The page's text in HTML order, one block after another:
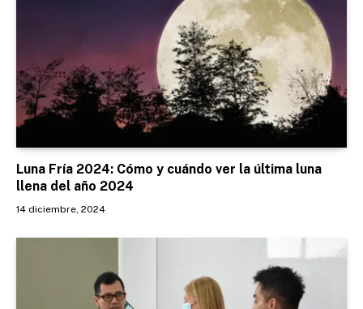
Luna Fría 2024: Cómo y cuándo ver la última luna
llena del año 2024
14 diciembre, 2024